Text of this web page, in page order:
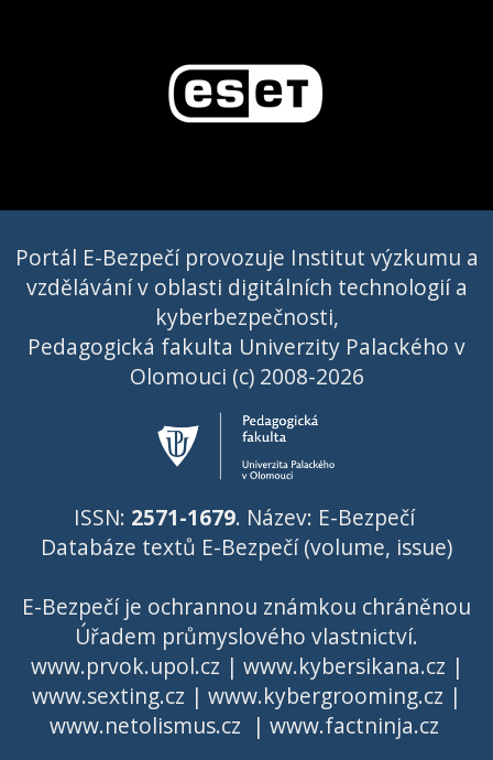
Portál E-Bezpečí provozuje Institut výzkumu a
vzdělávání v oblasti digitálních technologií a
kyberbezpečnosti,
Pedagogická fakulta Univerzity Palackého v
Olomouci (c) 2008-2026
ISSN: 2571-1679. Název: E-Bezpečí
Databáze textů E-Bezpečí (volume, issue)
E-Bezpečí je ochrannou známkou chráněnou
Úřadem průmyslového vlastnictví.
www.prvok.upol.cz | www.kybersikana.cz |
www.sexting.cz | www.kybergrooming.cz |
www.netolismus.cz | www.factninja.cz